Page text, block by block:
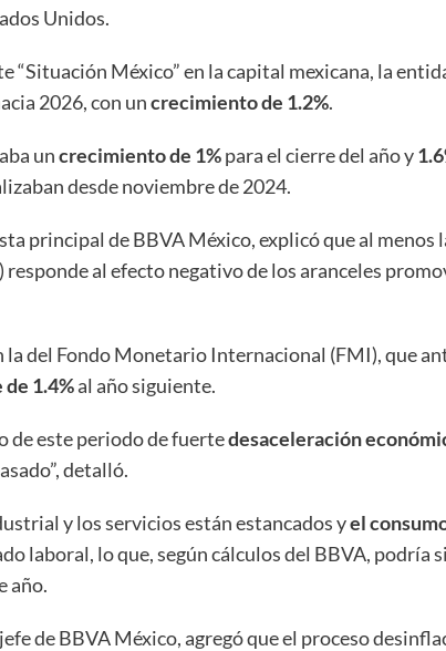
Unidos.
“Situación México” en la capital mexicana, la
2026, con uncrecimiento de 1.2%.
uncrecimiento de 1%para el cierre del año y
desde noviembre de 2024.
principal de BBVA México, explicó que al menos
) responde al efecto negativo de los aranceles
la del Fondo Monetario Internacional (FMI), que
1.4%al año siguiente.
de este periodo de fuertedesaceleración
detalló.
y los servicios están estancados yel
laboral, lo que, según cálculos del BBVA, podría
año.
de BBVA México, agregó que el proceso